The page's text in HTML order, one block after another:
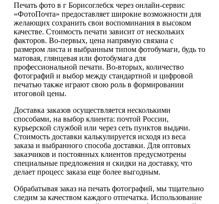
Печать фото в г Борисоглебск через онлайн-сервис
«ФотоПочта» предоставляет широкие возможности для
желающих сохранить свои воспоминания в высоком
качестве. Стоимость печати зависит от нескольких
факторов. Во-первых, цена напрямую связана с
размером листа и выбранным типом фотобумаги, будь то
матовая, глянцевая или фотобумага для
профессиональной печати. Во-вторых, количество
фотографий и выбор между стандартной и цифровой
печатью также играют свою роль в формировании
итоговой цены.
Доставка заказов осуществляется несколькими
способами, на выбор клиента: почтой России,
курьерской службой или через сеть пунктов выдачи.
Стоимость доставки калькулируется исходя из веса
заказа и выбранного способа доставки. Для оптовых
заказчиков и постоянных клиентов предусмотрены
специальные предложения и скидки на доставку, что
делает процесс заказа еще более выгодным.
Обрабатывая заказ на печать фотографий, мы тщательно
следим за качеством каждого отпечатка. Использование